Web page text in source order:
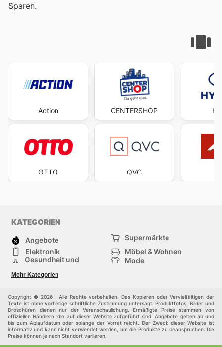
Sparen.
Action
OTTO
CENTERSHOP
QVC
KATEGORIEN
Angebote
Supermärkte
Elektronik
Möbel & Wohnen
Gesundheit und
Mode
Sportartikel und
Einkaufzentren
Andere
Mehr Kategorien
Copyright © 2026 . Alle Rechte vorbehalten. Das Kopieren oder Vervielfältigen der
Texte ist ohne vorherige schriftliche Zustimmung untersagt. Produktfotos, Bilder und
Broschüren dienen nur der Veranschaulichung. Ermäßigte Preise stammen von
offiziellen Händlern, die auf dieser Website aufgeführt sind. Angebote gelten ab und
bis zum Ablaufdatum oder solange der Vorrat reicht. Der Zweck dieser Website ist
informativ und kann nicht verwendet werden, um die Produkte zu beanspruchen. Die
Preise können je nach Standort variieren.